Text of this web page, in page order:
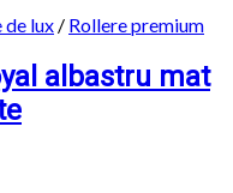
lux / Rollere premium
albastru mat